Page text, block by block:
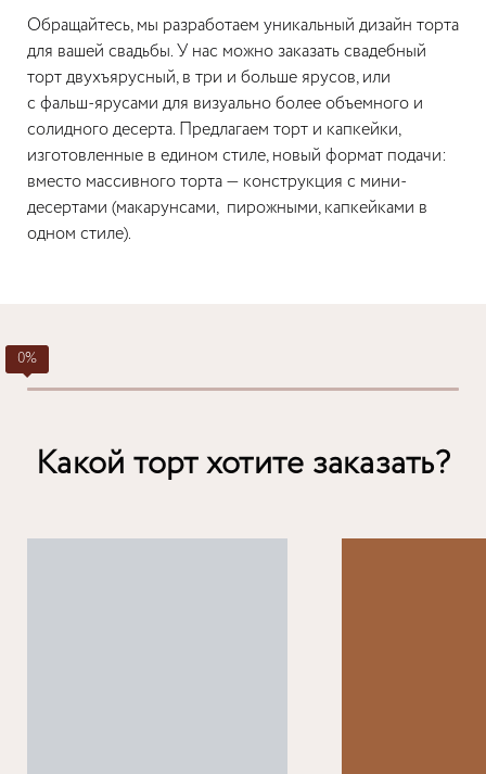
Обращайтесь, мы разработаем уникальный дизайн торта
для вашей свадьбы. У нас можно заказать свадебный
торт двухъярусный, в три и больше ярусов, или
с фальш-ярусами для визуально более объемного и
солидного десерта. Предлагаем торт и капкейки,
изготовленные в едином стиле, новый формат подачи:
вместо массивного торта — конструкция с мини-
десертами (макарунсами, пирожными, капкейками в
одном стиле).
Какой торт хотите заказать?